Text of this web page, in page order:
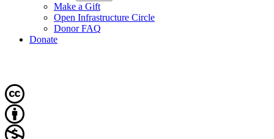
Make a Gift
Open Infrastructure Circle
Donor FAQ
Donate